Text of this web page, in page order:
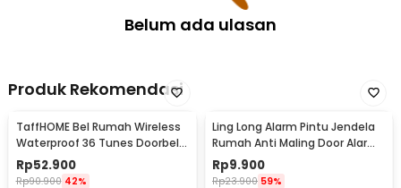
Belum ada ulasan
Produk Rekomendasi
TaffHOME Bel Rumah Wireless
Waterproof 36 Tunes Doorbell
- FK-D009
Rp52.900
Rp90.900 42%
Ling Long Alarm Pintu Jendela
Rumah Anti Maling Door Alarm
Sensor 90dB - YL-323
Rp9.900
Rp23.900 59%